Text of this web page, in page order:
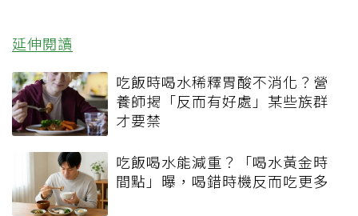
延伸閱讀
吃飯時喝水稀釋胃酸不消化？營
養師揭「反而有好處」某些族群
才要禁
吃飯喝水能減重？「喝水黃金時
間點」曝，喝錯時機反而吃更多